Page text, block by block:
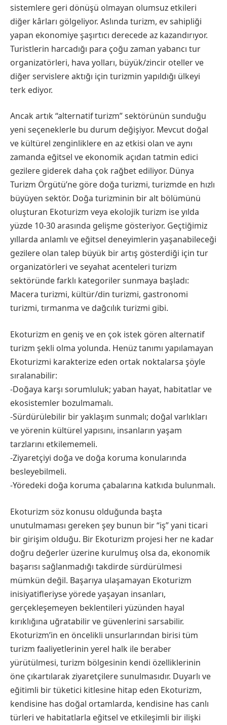
sistemlere geri dönüşü olmayan olumsuz etkileri
diğer kârları gölgeliyor. Aslında turizm, ev sahipliği
yapan ekonomiye şaşırtıcı derecede az kazandırıyor.
Turistlerin harcadığı para çoğu zaman yabancı tur
organizatörleri, hava yolları, büyük/zincir oteller ve
diğer servislere aktığı için turizmin yapıldığı ülkeyi
terk ediyor.
Ancak artık “alternatif turizm” sektörünün sunduğu
yeni seçeneklerle bu durum değişiyor. Mevcut doğal
ve kültürel zenginliklere en az etkisi olan ve aynı
zamanda eğitsel ve ekonomik açıdan tatmin edici
gezilere giderek daha çok rağbet ediliyor. Dünya
Turizm Örgütü’ne göre doğa turizmi, turizmde en hızlı
büyüyen sektör. Doğa turizminin bir alt bölümünü
oluşturan Ekoturizm veya ekolojik turizm ise yılda
yüzde 10-30 arasında gelişme gösteriyor. Geçtiğimiz
yıllarda anlamlı ve eğitsel deneyimlerin yaşanabileceği
gezilere olan talep büyük bir artış gösterdiği için tur
organizatörleri ve seyahat acenteleri turizm
sektöründe farklı kategoriler sunmaya başladı:
Macera turizmi, kültür/din turizmi, gastronomi
turizmi, tırmanma ve dağcılık turizmi gibi.
Ekoturizm en geniş ve en çok istek gören alternatif
turizm şekli olma yolunda. Henüz tanımı yapılamayan
Ekoturizmi karakterize eden ortak noktalarsa şöyle
sıralanabilir:
-Doğaya karşı sorumluluk; yaban hayat, habitatlar ve
ekosistemler bozulmamalı.
-Sürdürülebilir bir yaklaşım sunmalı; doğal varlıkları
ve yörenin kültürel yapısını, insanların yaşam
tarzlarını etkilememeli.
-Ziyaretçiyi doğa ve doğa koruma konularında
besleyebilmeli.
-Yöredeki doğa koruma çabalarına katkıda bulunmalı.
Ekoturizm söz konusu olduğunda başta
unutulmaması gereken şey bunun bir “iş” yani ticari
bir girişim olduğu. Bir Ekoturizm projesi her ne kadar
doğru değerler üzerine kurulmuş olsa da, ekonomik
başarısı sağlanmadığı takdirde sürdürülmesi
mümkün değil. Başarıya ulaşamayan Ekoturizm
inisiyatifleriyse yörede yaşayan insanları,
gerçekleşemeyen beklentileri yüzünden hayal
kırıklığına uğratabilir ve güvenlerini sarsabilir.
Ekoturizm’in en öncelikli unsurlarından birisi tüm
turizm faaliyetlerinin yerel halk ile beraber
yürütülmesi, turizm bölgesinin kendi özelliklerinin
öne çıkartılarak ziyaretçilere sunulmasıdır. Duyarlı ve
eğitimli bir tüketici kitlesine hitap eden Ekoturizm,
kendisine has doğal ortamlarda, kendisine has canlı
türleri ve habitatlarla eğitsel ve etkileşimli bir ilişki